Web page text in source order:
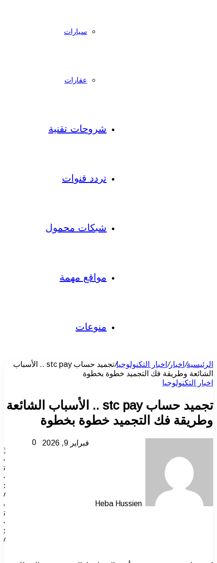
سيارات
عقارات
شروحات تقنية
تردد قنوات
شبكات محمول
مواقع مهمة
منوعات
الرئيسية/ اخبار/ اخبار التكنولوجيا/
تجميد حساب stc pay .. الأسباب
الشائعة وطريقة فك التجميد خطوة بخطوة
اخبار التكنولوجيا
تجميد حساب stc pay .. الأسباب الشائعة
وطريقة فك التجميد خطوة بخطوة
Heba Hussien
فبراير 9, 2026 0